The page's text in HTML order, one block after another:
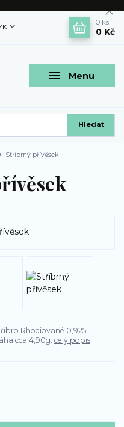
Menu
Hledat
0 ks
0 Kč
Stříbrný přívěsek
Rhodiované 0,925.
cca 4,90g. celý popis